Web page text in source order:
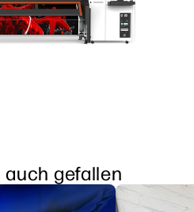
auch gefallen